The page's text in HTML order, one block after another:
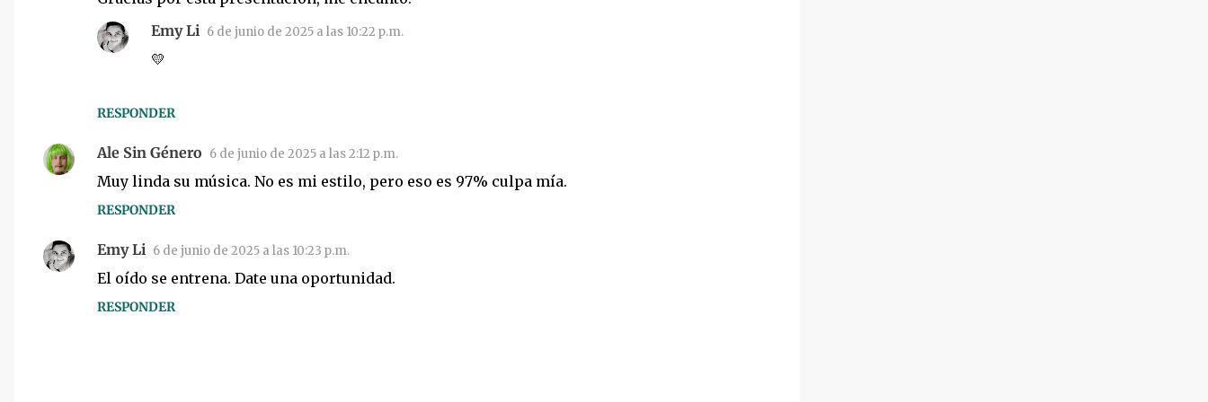
RESPONDER
Emy Li 6 de junio de 2025 a las 10:22 p.m.
💛
Ale Sin Género 6 de junio de 2025 a las 2:12 p.m.
Muy linda su música. No es mi estilo, pero eso es 97% culpa mía.
RESPONDER
Emy Li 6 de junio de 2025 a las 10:23 p.m.
El oído se entrena. Date una oportunidad.
RESPONDER